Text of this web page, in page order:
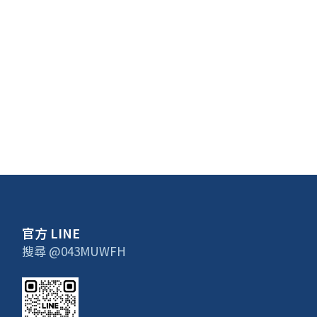
官方 LINE
搜尋 @043MUWFH